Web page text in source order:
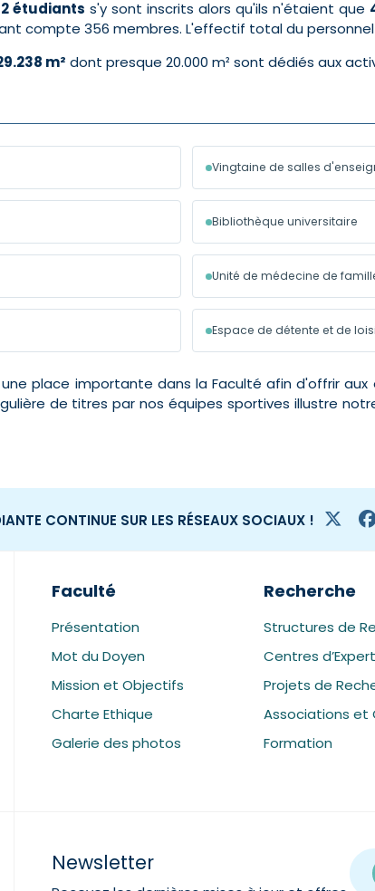
étudiants s'y sont inscrits alors qu'ils n'étaient que
compte 356 membres. L'effectif total du
m² dont presque 20.000 m² sont dédiés aux
Vingtaine de salles
Bibliothèque universitaire
Unité de médecine de
Espace de détente et de
place importante dans la Faculté afin d'offrir
de titres par nos équipes sportives illustre
CONTINUE SUR LES RÉSEAUX SOCIAUX !
Faculté
Présentation
Mot du Doyen
Mission et Objectifs
Charte Ethique
Galerie des photos
Recherche
Structures de
Centres
Projets de
Associations et
Formation
Newsletter